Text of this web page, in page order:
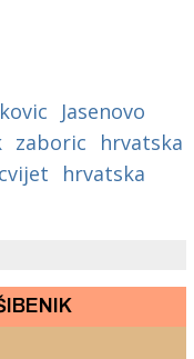
Jasenovo
zaboric
hrvatska
hrvatska